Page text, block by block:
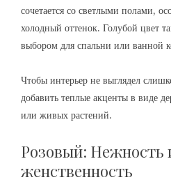
сочетается со светлыми полами,
холодный оттенок. Голубой цвет
выбором для спальни или ванной
Чтобы интерьер не выглядел
добавить теплые акценты в виде
или живых растений.
Розовый: Нежность
женственность